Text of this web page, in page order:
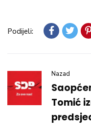
Podijeli:
Nazad
Tomić